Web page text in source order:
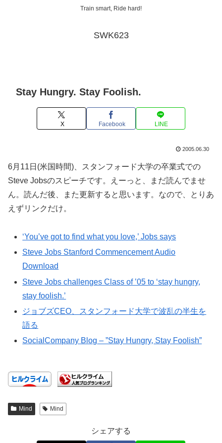
Train smart, Ride hard!
SWK623
Stay Hungry. Stay Foolish.
X Facebook LINE
2005.06.30
6月11日(米国時間)、スタンフォード大学の卒業式での
Steve Jobsのスピーチです。えーっと、まだ読んでませ
ん。読んだ後、また更新すると思います。なので、とりあ
えずリンクだけ。
‘You’ve got to find what you love,’ Jobs says
Steve Jobs Stanford Commencement Audio
Download
Steve Jobs challenges Class of ’05 to ‘stay hungry,
stay foolish.’
ジョブズCEO、スタンフォード大学で波乱の半生を
語る
SocialCompany Blog – ”Stay Hungry, Stay Foolish”
Mind Mind
シェアする